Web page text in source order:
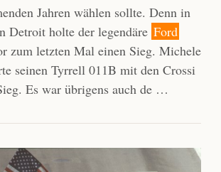
Jahren wählen sollte. Denn in
Detroit holte der legendäre Ford
zum letzten Mal einen Sieg. Michele
seinen Tyrrell 011B mit den Crossi
Es war übrigens auch de …